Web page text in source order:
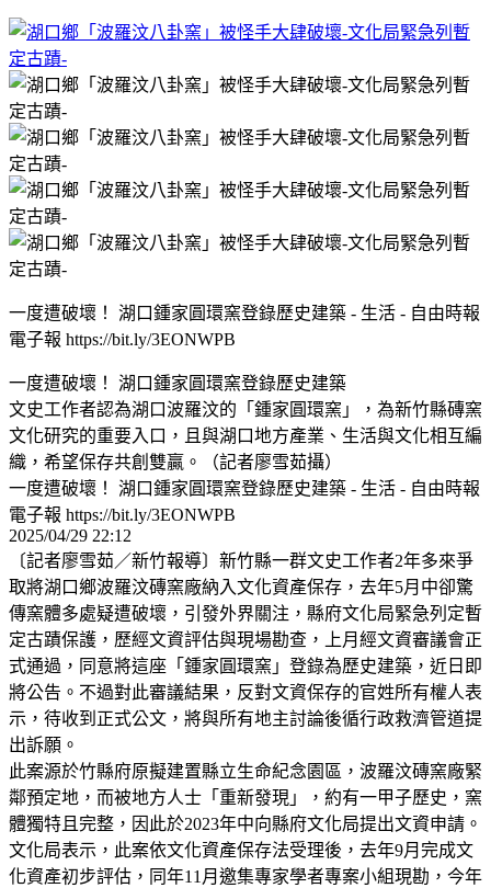
一度遭破壞！ 湖口鍾家圓環窯登錄歷史建築 - 生活 - 自由時報
電子報 https://bit.ly/3EONWPB
一度遭破壞！ 湖口鍾家圓環窯登錄歷史建築
文史工作者認為湖口波羅汶的「鍾家圓環窯」，為新竹縣磚窯
文化研究的重要入口，且與湖口地方產業、生活與文化相互編
織，希望保存共創雙贏。（記者廖雪茹攝）
一度遭破壞！ 湖口鍾家圓環窯登錄歷史建築 - 生活 - 自由時報
電子報 https://bit.ly/3EONWPB
2025/04/29 22:12
〔記者廖雪茹／新竹報導〕新竹縣一群文史工作者2年多來爭
取將湖口鄉波羅汶磚窯廠納入文化資產保存，去年5月中卻驚
傳窯體多處疑遭破壞，引發外界關注，縣府文化局緊急列定暫
定古蹟保護，歷經文資評估與現場勘查，上月經文資審議會正
式通過，同意將這座「鍾家圓環窯」登錄為歷史建築，近日即
將公告。不過對此審議結果，反對文資保存的官姓所有權人表
示，待收到正式公文，將與所有地主討論後循行政救濟管道提
出訴願。
此案源於竹縣府原擬建置縣立生命紀念園區，波羅汶磚窯廠緊
鄰預定地，而被地方人士「重新發現」，約有一甲子歷史，窯
體獨特且完整，因此於2023年中向縣府文化局提出文資申請。
文化局表示，此案依文化資產保存法受理後，去年9月完成文
化資產初步評估，同年11月邀集專家學者專案小組現勘，今年